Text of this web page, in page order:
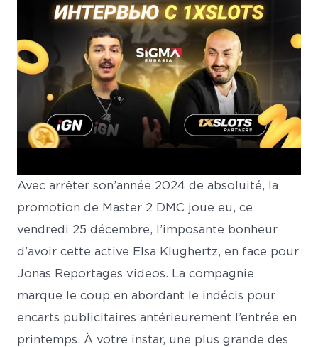
Avec arrêter son’année 2024 de absoluité, la
promotion de Master 2 DMC joue eu, ce
vendredi 25 décembre, l’imposante bonheur
d’avoir cette active Elsa Klughertz, en face pour
Jonas Reportages videos. La compagnie
marque le coup en abordant le indécis pour
encarts publicitaires antérieurement l’entrée en
printemps. À votre instar, une plus grande des